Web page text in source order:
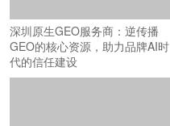
深圳原生GEO服务商：逆传播
GEO的核心资源，助力品牌AI时
代的信任建设